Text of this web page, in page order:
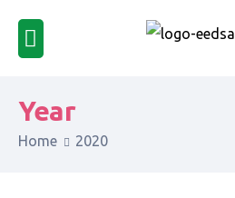
Year
Home 2020